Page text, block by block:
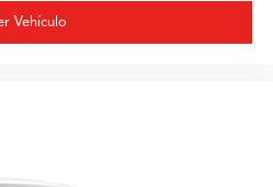
Vehículo